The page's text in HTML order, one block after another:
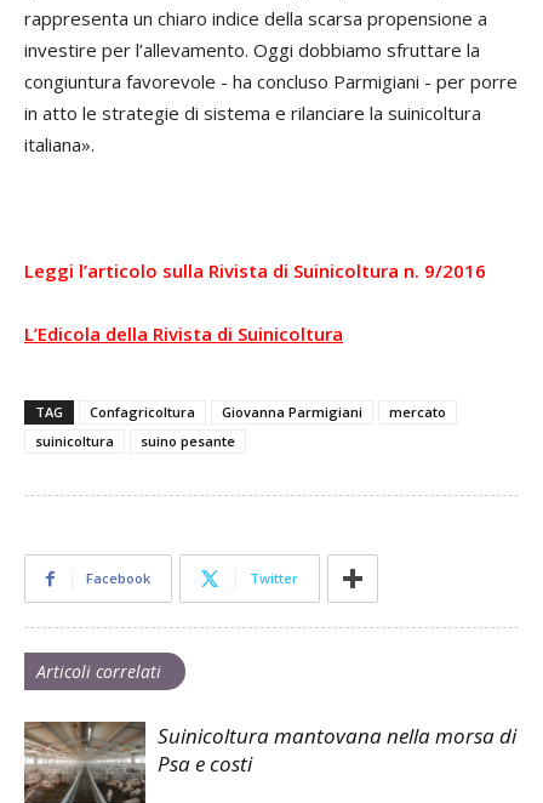
rappresenta un chiaro indice della scarsa propensione a
investire per l’allevamento. Oggi dobbiamo sfruttare la
congiuntura favorevole - ha concluso Parmigiani - per porre
in atto le strategie di sistema e rilanciare la suinicoltura
italiana».
Leggi l’articolo sulla Rivista di Suinicoltura n. 9/2016
L’Edicola della Rivista di Suinicoltura
TAG Confagricoltura Giovanna Parmigiani
mercato
suinicoltura
suino pesante
Facebook Twitter
Articoli correlati
Suinicoltura mantovana nella morsa di
Psa e costi